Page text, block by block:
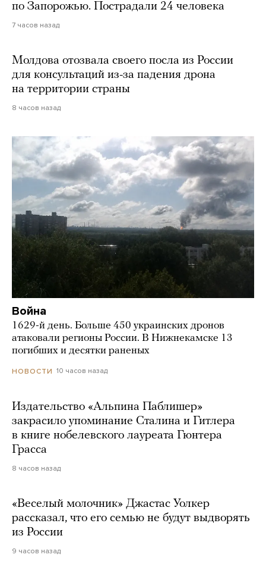
по Запорожью. Пострадали 24 человека
7 часов назад
Молдова отозвала своего посла из России
для консультаций из-за падения дрона
на территории страны
8 часов назад
Война
1629-й день. Больше 450 украинских дронов
атаковали регионы России. В Нижнекамске 13
погибших и десятки раненых
НОВОСТИ 10 часов назад
Издательство «Альпина Паблишер»
закрасило упоминание Сталина и Гитлера
в книге нобелевского лауреата Гюнтера
Грасса
8 часов назад
«Веселый молочник» Джастас Уолкер
рассказал, что его семью не будут выдворять
из России
9 часов назад